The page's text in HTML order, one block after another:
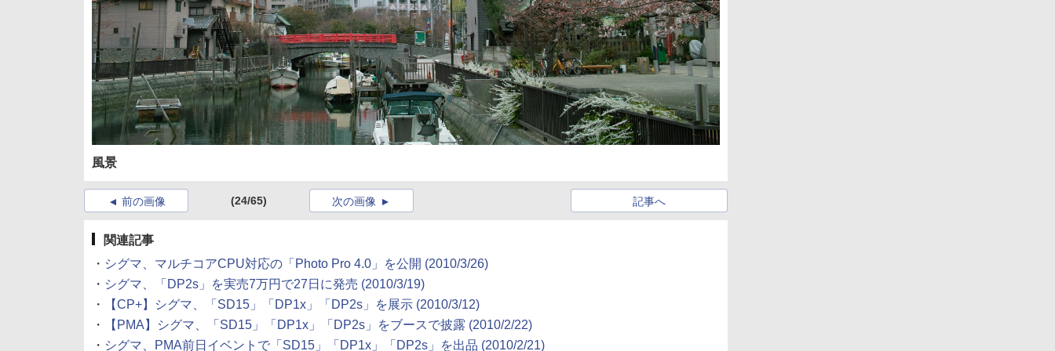
風景
前の画像 (24/65) 記事へ
次の画像
関連記事
・ シグマ、マルチコアCPU対応の「Photo Pro 4.0」を公開 (2010/3/26)
・ シグマ、「DP2s」を実売7万円で27日に発売 (2010/3/19)
・
【CP+】シグマ、「SD15」「DP1x」「DP2s」を展示 (2010/3/12)
・
【PMA】シグマ、「SD15」「DP1x」「DP2s」をブースで披露 (2010/2/22)
・ シグマ、PMA前日イベントで「SD15」「DP1x」「DP2s」を出品 (2010/2/21)